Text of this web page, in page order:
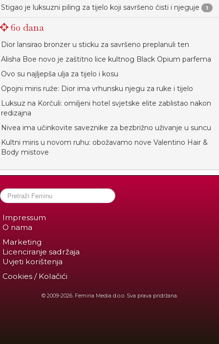
Stigao je luksuzni piling za tijelo koji savršeno čisti i njeguje 1
60 dana
Dior lansirao bronzer u sticku za savršeno preplanuli ten
Alisha Boe novo je zaštitno lice kultnog Black Opium parfema
Ovo su najljepša ulja za tijelo i kosu
Opojni miris ruže: Dior ima vrhunsku njegu za ruke i tijelo
Luksuz na Korčuli: omiljeni hotel svjetske elite zablistao nakon
redizajna
Nivea ima učinkovite saveznike za bezbrižno uživanje u suncu
Kultni miris u novom ruhu: obožavamo nove Valentino Hair &
Body mistove
Impressum
O nama
Marketing
Licenciranje sadržaja
Uvjeti korištenja
Cookies / Kolačići
© 2009-2026. Femina Media d.o.o. Sva prava pridržana.